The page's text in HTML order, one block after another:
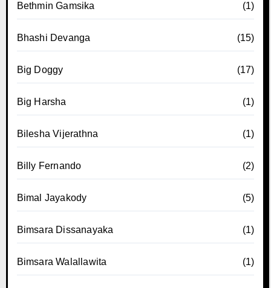
Bethmin Gamsika (1)
Bhashi Devanga (15)
Big Doggy (17)
Big Harsha (1)
Bilesha Vijerathna (1)
Billy Fernando (2)
Bimal Jayakody (5)
Bimsara Dissanayaka (1)
Bimsara Walallawita (1)